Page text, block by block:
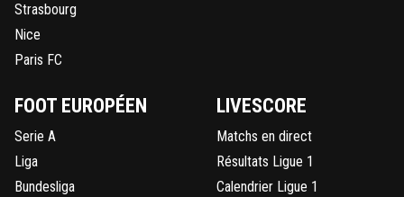
Strasbourg
Nice
Paris FC
FOOT EUROPÉEN
Serie A
Liga
Bundesliga
LIVESCORE
Matchs en direct
Résultats Ligue 1
Calendrier Ligue 1